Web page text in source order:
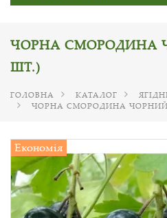
ЧОРНА СМОРОДИНА
ШТ.)
ГОЛОВНА КАТАЛОГ
ЧОРНА СМОРОДИНА ЧОРНИЙ
Економія